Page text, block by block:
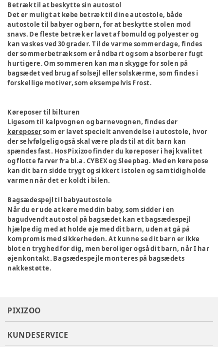
Betræk til at beskytte sin autostol
Det er muligt at købe betræk til dine autostole, både
autostole til babyer og børn, for at beskytte stolen mod
snavs. De fleste betræk er lavet af bomuld og polyester og
kan vaskes ved 30 grader. Til de varme sommerdage, findes
der sommerbetræk som er åndbart og som absorberer fugt
hurtigere. Om sommeren kan man skygge for solen på
bagsædet ved brug af solsejl eller solskærme, som findes i
forskellige motiver, som eksempelvis Frost.
Køreposer til bilturen
Ligesom til kalpvognen og barnevognen, findes der
køreposersom er lavet specielt anvendelse i autostole, hvor
der selvfølgelig også skal være plads til at dit barn kan
spændes fast. Hos Pixizoo finder du køreposer i høj kvalitet
og flotte farver fra bl.a. CYBEX og Sleepbag. Med en kørepose
kan dit barn sidde trygt og sikkert i stolen og samtidig holde
varmen når det er koldt i bilen.
Bagsædespejl til babyautostole
Når du er ude at køre med din baby, som sidder i en
bagudvendt autostol på bagsædet kan et bagsædespejl
hjælpe dig med at holde øje med dit barn, uden at gå på
kompromis med sikkerheden. At kunne se dit barn er ikke
blot en tryghed for dig, men beroliger også dit barn, når I har
øjenkontakt. Bagsædespejle monteres på bagsædets
nakkestøtte.
PIXIZOO
KUNDESERVICE